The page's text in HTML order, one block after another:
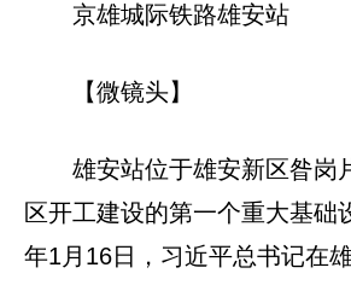
京雄城际铁路雄安站
【微镜头】
雄安站位于雄安新区昝岗
区开工建设的第一个重大基础
年1月16日，习近平总书记在